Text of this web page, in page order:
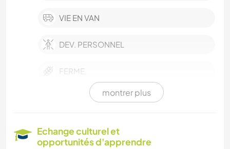
VIE EN VAN
DEV. PERSONNEL
FERME
BÉNÉVOLAT
montrer plus
Echange culturel et
opportunités d'apprendre